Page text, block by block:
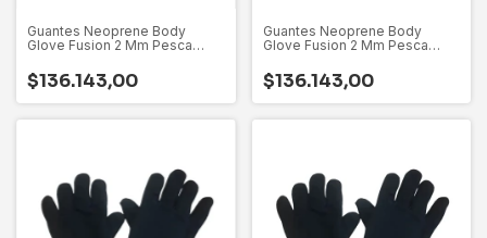
Guantes Neoprene Body
Glove Fusion 2 Mm Pesca
$136.143,00
Guantes Neoprene Body
Glove Fusion 2 Mm Pesca
$136.143,00